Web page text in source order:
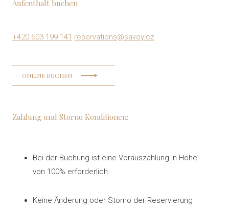
Aufenthalt buchen
+420 603 199 141 reservations@savoy.cz
ONLINE BUCHEN
Zahlung und Storno Konditionen:
Bei der Buchung ist eine Vorauszahlung in Höhe
von 100% erforderlich
Keine Änderung oder Storno der Reservierung